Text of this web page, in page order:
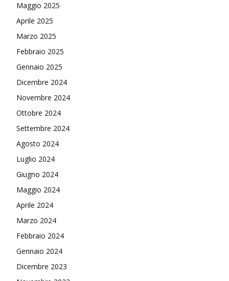
Maggio 2025
Aprile 2025
Marzo 2025
Febbraio 2025
Gennaio 2025
Dicembre 2024
Novembre 2024
Ottobre 2024
Settembre 2024
Agosto 2024
Luglio 2024
Giugno 2024
Maggio 2024
Aprile 2024
Marzo 2024
Febbraio 2024
Gennaio 2024
Dicembre 2023